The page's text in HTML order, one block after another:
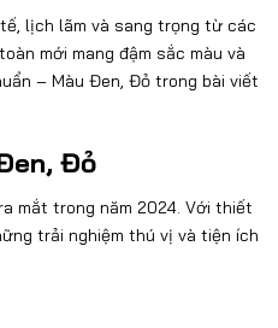
lịch lãm và sang trọng từ các
mới mang đậm sắc màu và
– Màu Đen, Đỏ trong bài viết
Đỏ
mắt trong năm 2024. Với thiết
trải nghiệm thú vị và tiện ích